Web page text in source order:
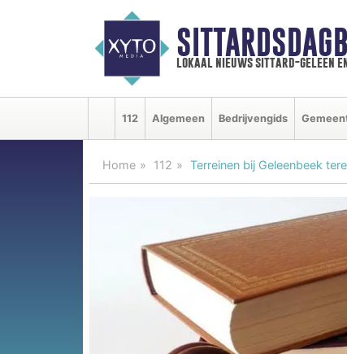
lokaal nieuws sittard-geleen
112 Algemeen Bedrijvengids
Home 112 Terreinen bij Geleenbeek